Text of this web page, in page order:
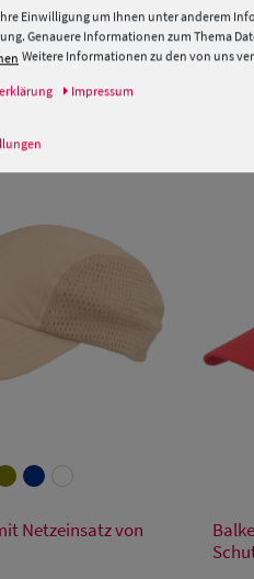
Hersteller und EU
Netzeinsatz von
Einwilligung um Ihnen unter anderem
Genauere Informationen zum Thema
Weitere Informationen zu den von uns
Impressum